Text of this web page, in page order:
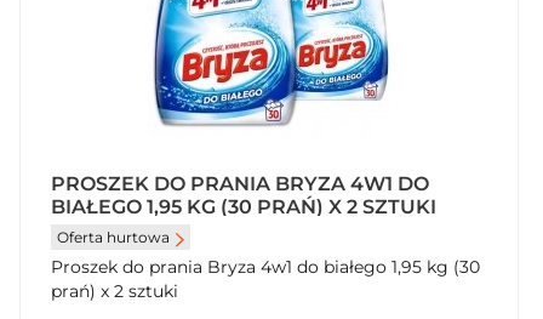
PROSZEK DO PRANIA BRYZA 4W1 DO
BIAŁEGO 1,95 KG (30 PRAŃ) X 2 SZTUKI
Oferta hurtowa
Proszek do prania Bryza 4w1 do białego 1,95 kg (30
prań) x 2 sztuki